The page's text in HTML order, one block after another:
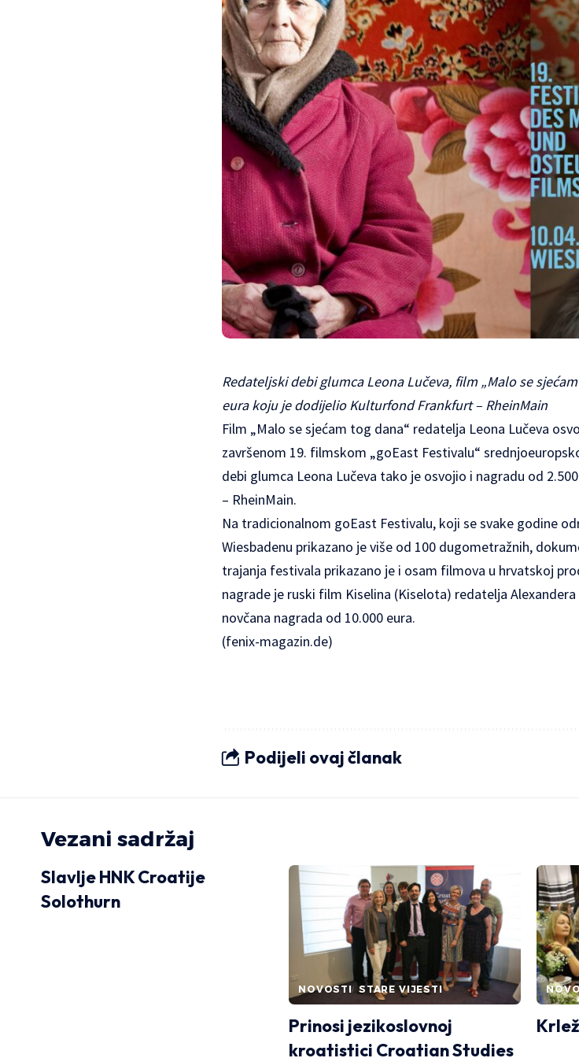
Redateljski debi glumca Leona Lučeva, film „Malo se
eura koju je dodijelio Kulturfond Frankfurt – RheinMain
Film „Malo se sjećam tog dana“ redatelja Leona Lučeva
završenom 19. filmskom „goEast Festivalu“
debi glumca Leona Lučeva tako je osvojio i nagradu od
– RheinMain.
Na tradicionalnom goEast Festivalu, koji se svake godine
Wiesbadenu prikazano je više od 100 dugometražnih,
trajanja festivala prikazano je i osam filmova u hrvatskoj
nagrade je ruski film Kiselina (Kiselota) redatelja
novčana nagrada od 10.000 eura.
(fenix-magazin.de)
Podijeli ovaj članak
Vezani sadržaj
Slavlje HNK Croatije
Solothurn
NOVOSTI STARE VIJESTI
Prinosi jezikoslovnoj
kroatistici Croatian Studies